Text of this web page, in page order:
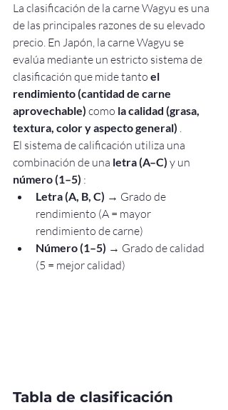
La clasificación de la carne Wagyu es una
de las principales razones de su elevado
precio. En Japón, la carne Wagyu se
evalúa mediante un estricto sistema de
clasificación que mide tanto el
rendimiento (cantidad de carne
aprovechable) como la calidad (grasa,
textura, color y aspecto general) .
El sistema de calificación utiliza una
combinación de una letra (A–C) y un
número (1–5) :
Letra (A, B, C) → Grado de
rendimiento (A = mayor
rendimiento de carne)
Número (1–5) → Grado de calidad
(5 = mejor calidad)
Tabla de clasificación